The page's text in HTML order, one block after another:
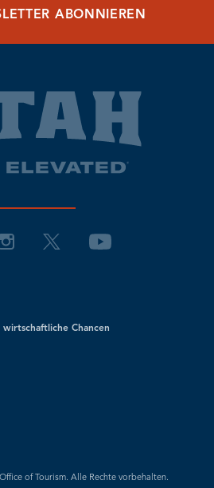
ABONNIEREN
Chancen
of Tourism. Alle Rechte vorbehalten.